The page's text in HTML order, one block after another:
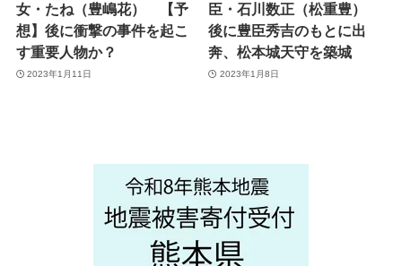
女・たね（豊嶋花） 【予
想】後に衝撃の事件を起こ
す重要人物か？
2023年1月11日
臣・石川数正（松重豊）
後に豊臣秀吉のもとに出
奔、松本城天守を築城
2023年1月8日